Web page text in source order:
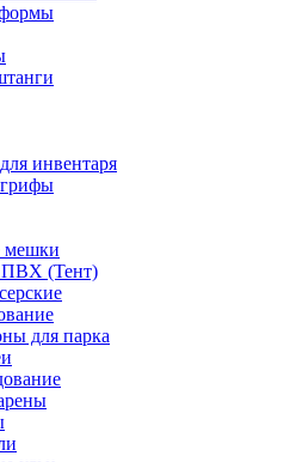
инвентаря
мешки
(Тент)
для парка